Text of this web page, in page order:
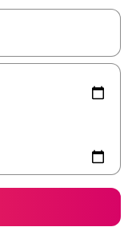
maak je een keuze